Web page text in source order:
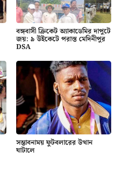
বঙ্গবাসী ক্রিকেট অ্যাকাডেমির দাপুটে
জয়: ৯ উইকেটে পরাস্ত মেদিনীপুর
DSA
সম্ভাবনাময় ফুটবলারের উত্থান
ঘাটালে